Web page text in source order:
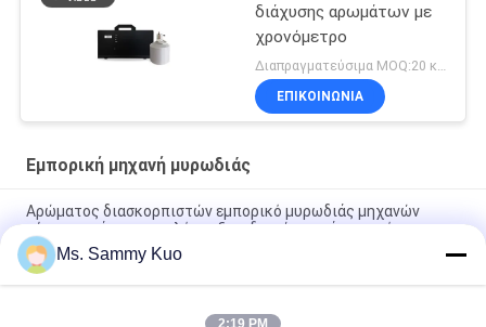
διάχυσης αρωμάτων με
χρονόμετρο
Διαπραγματεύσιμα MOQ:20 κομμάτια
ΕΠΙΚΟΙΝΩΝΊΑ
Εμπορική μηχανή μυρωδιάς
Αρώματος διασκορπιστών εμπορικό μυρωδιάς μηχανών
σύστημα μάρκετινγκ λόμπι ξενοδοχείων στάσεων μόνο
150ml ενσωματωμένη μικροελεγκτών μικρή μεγέθους
πολυτελής μηχανή μυρωδιάς σχεδίου HVAC εμπορική
Ms. Sammy Kuo
2:19 PM